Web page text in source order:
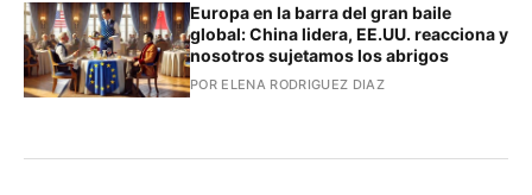
Europa en la barra del gran baile
global: China lidera, EE.UU. reacciona y
nosotros sujetamos los abrigos
POR ELENA RODRIGUEZ DIAZ